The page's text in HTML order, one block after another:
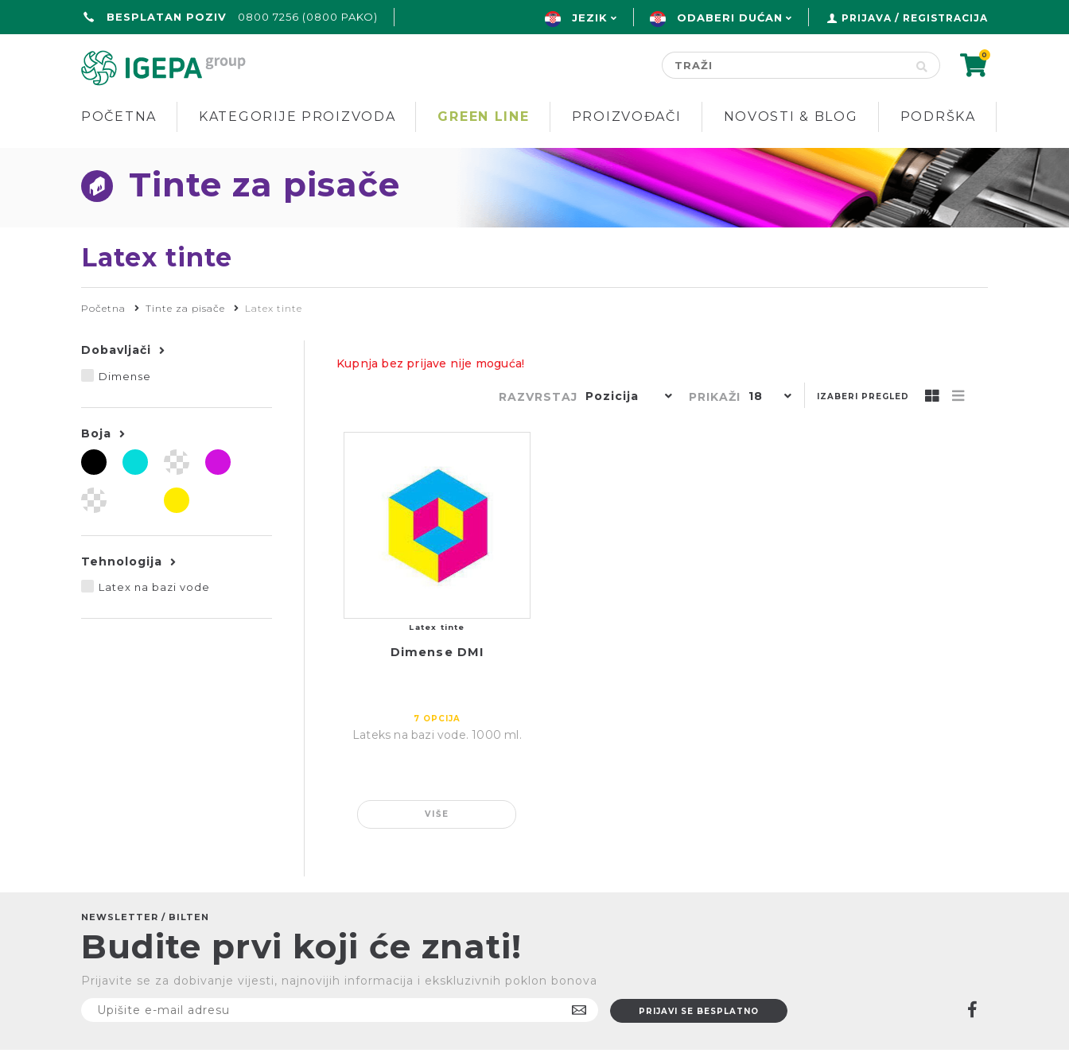
BESPLATAN POZIV 0800 7256 (0800 PAKO) JEZIK ODABERI DUĆAN
0
PRIJAVA / REGISTRACIJA
POČETNA KATEGORIJE PROIZVODA GREEN LINE PROIZVOĐAČI NOVOSTI & BLOG PODRŠKA
Tinte za pisače
Latex tinte
Početna Tinte za pisače Latex tinte
Dobavljači
Dimense
Boja
Tehnologija
Latex na bazi vode
Kupnja bez prijave nije moguća!
RAZVRSTAJ Pozicija PRIKAŽI 18 IZABERI PREGLED
Latex tinte
Dimense DMI
7 OPCIJA
Lateks na bazi vode. 1000 ml.
VIŠE
NEWSLETTER / BILTEN
Budite prvi koji će znati!
Prijavite se za dobivanje vijesti, najnovijih informacija i ekskluzivnih poklon bonova